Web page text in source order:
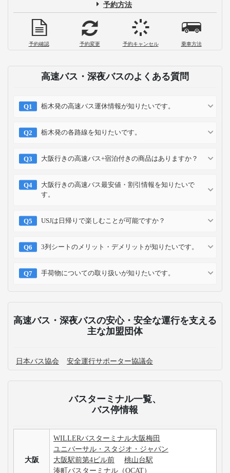
予約方法
予約確認 予約変更 予約キャンセル 乗車方法
高速バス・深夜バスのよくある質問
栃木発の高速バス運休情報が知りたいです。
栃木発の各路線を知りたいです。
大阪行きの高速バス+宿泊付きの商品はありますか？
大阪行きの高速バス最安値・割引情報を知りたいで
す。
USJは日帰りで楽しむことが可能ですか？
3列シートのメリット・デメリットが知りたいです。
手荷物についての取り扱いが知りたいです。
高速バス・深夜バスの安心・安全な運行を支える
主な加盟団体
日本バス協会 安全運行サポーター協議会
バスターミナル一覧、
バス停情報
大阪
WILLERバスターミナル大阪梅田
ユニバーサル・スタジオ・ジャパン
大阪駅前第4ビル前
桃山台駅
湊町バスターミナル（OCAT）